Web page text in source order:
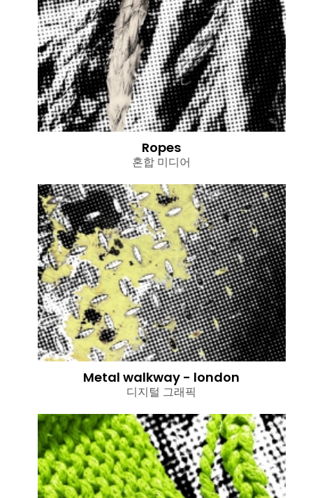
Ropes
혼합 미디어
Metal walkway - london
디지털 그래픽